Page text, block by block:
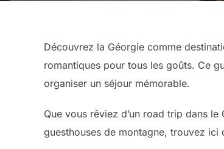
Découvrez la Géorgie comme
romantiques pour tous les goûts. Ce
organiser un séjour mémorable.
Que vous rêviez d’un road trip dans
guesthouses de montagne, trouvez